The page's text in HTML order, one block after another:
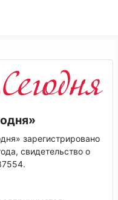
зарегистрировано
свидетельство о